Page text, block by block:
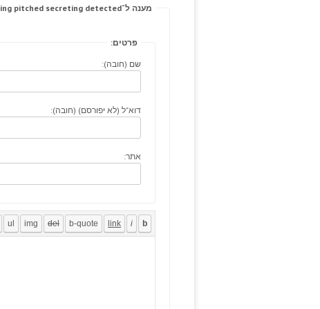
מענה ל־Fever, statistical enhancing pitched secreting detected.
פרטים:
שם (חובה):
דוא"ל (לא יפורסם) (חובה):
אתר: